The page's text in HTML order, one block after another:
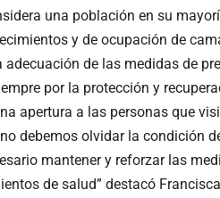
una población en su
y de ocupación de
de las medidas de
por la protección y
apertura a las personas que
debemos olvidar la condición
mantener y reforzar las
de salud” destacó